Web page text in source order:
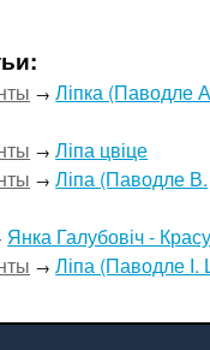
→Ліпка (Паводле
→Ліпа цвіце
→Ліпа (Паводле В.
Янка Галубовіч -
→Ліпа (Паводле